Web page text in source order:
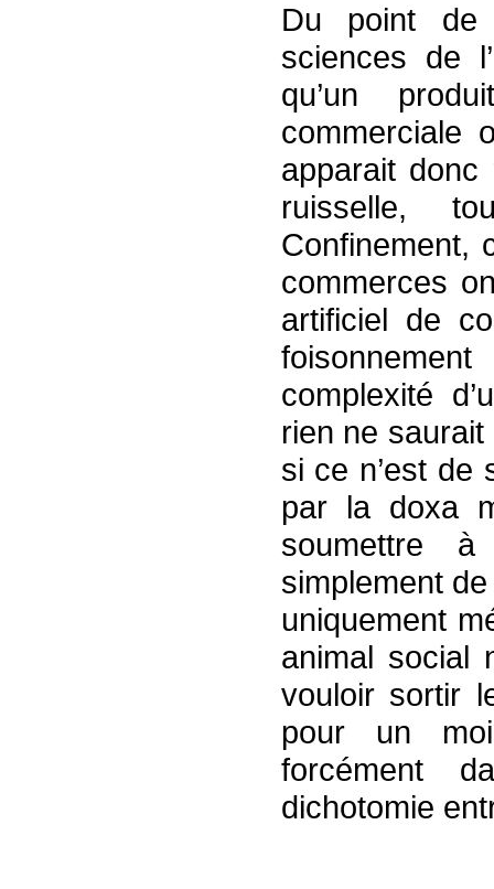
Du point de
sciences de
qu’un
commerciale
apparait donc
ruisselle,
Confinement,
commerces
artificiel de
complexité
rien ne
si ce n’est de
par la doxa
soumettre
simplement
uniquement
animal social
vouloir sortir
pour un
forcément
dichotomie